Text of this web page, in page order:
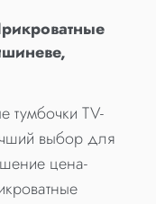
тумбочки TV-
выбор для
цена-